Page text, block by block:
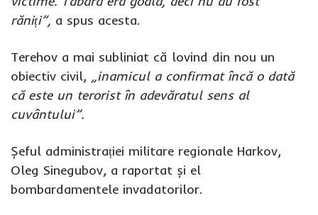
răniți”, a spus acesta.
Terehov a mai subliniat că lovind din nou un
obiectiv civil, „inamicul a confirmat încă o dată
că este un terorist în adevăratul sens al
cuvântului”.
Șeful administrației militare regionale Harkov,
Oleg Sinegubov, a raportat și el
bombardamentele invadatorilor.